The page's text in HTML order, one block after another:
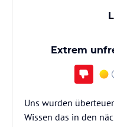
Extrem
Uns wurden
Wissen das in den